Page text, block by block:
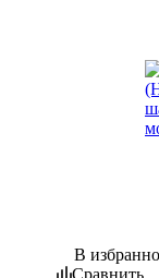
В
Сравнить